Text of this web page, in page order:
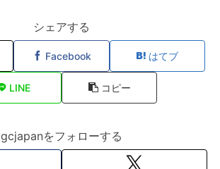
シェアする
Facebook はてブ
LINE コピー
gcjapanをフォローする